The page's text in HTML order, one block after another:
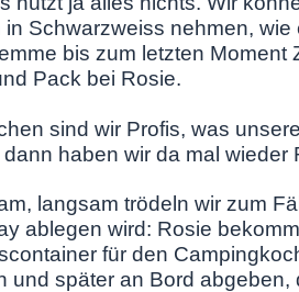
in Schwarzweiss nehmen,
bis zum letzten Moment
Pack bei Rosie.
sind wir Profis, was
dann haben wir da mal wieder
langsam trödeln wir zum
ablegen wird: Rosie
für den
und später an Bord